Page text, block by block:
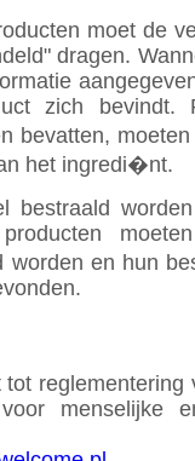
moet de
dragen.
zich bevindt.
bevatten,
het ingredi�nt.
bestraald
en hun
reglementering
menselijke